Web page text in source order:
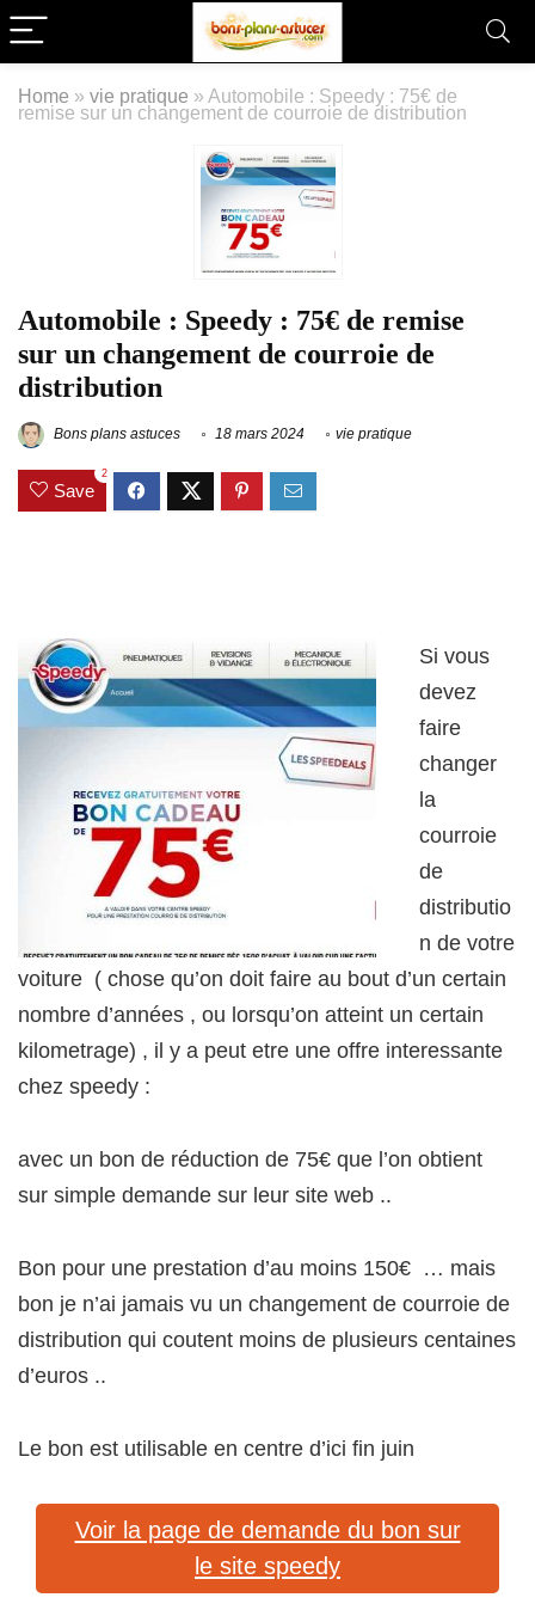
Home » vie pratique » Automobile : Speedy : 75€ de
remise sur un changement de courroie de distribution
Automobile : Speedy : 75€ de remise
sur un changement de courroie de
distribution
Bons plans astuces 18 mars 2024 vie pratique
Save
2
Si vous
devez
faire
changer
la
courroie
de
distributio
n de votre
voiture ( chose qu’on doit faire au bout d’un certain
nombre d’années , ou lorsqu’on atteint un certain
kilometrage) , il y a peut etre une offre interessante
chez speedy :
avec un bon de réduction de 75€ que l’on obtient
sur simple demande sur leur site web ..
Bon pour une prestation d’au moins 150€ … mais
bon je n’ai jamais vu un changement de courroie de
distribution qui coutent moins de plusieurs centaines
d’euros ..
Le bon est utilisable en centre d’ici fin juin
Voir la page de demande du bon sur
le site speedy